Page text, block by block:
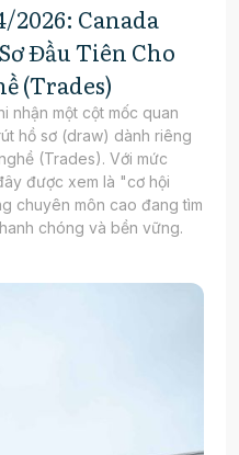
2026: Canada
Đầu Tiên Cho
(Trades)
nhận một cột mốc quan
hồ sơ (draw) dành riêng
(Trades). Với mức
được xem là "cơ hội
chuyên môn cao đang tìm
chóng và bền vững.